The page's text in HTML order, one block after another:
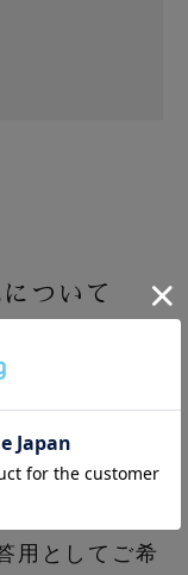
ついて
ましては包装
ます。
しておりませ
用としてご希